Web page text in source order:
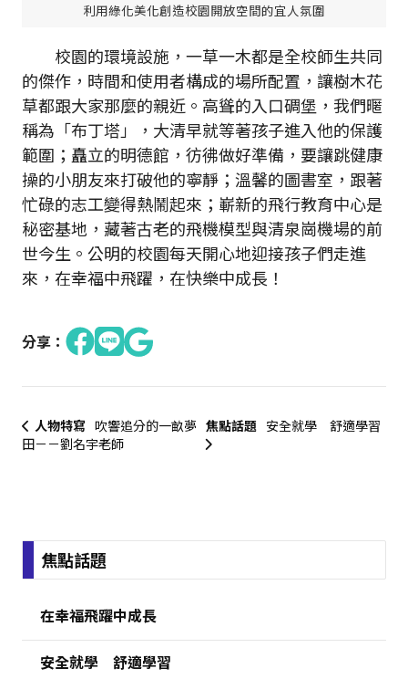
利用綠化美化創造校園開放空間的宜人氛圍
校園的環境設施，一草一木都是全校師生共同
的傑作，時間和使用者構成的場所配置，讓樹木花
草都跟大家那麼的親近。高聳的入口碉堡，我們暱
稱為「布丁塔」，大清早就等著孩子進入他的保護
範圍；矗立的明德館，彷彿做好準備，要讓跳健康
操的小朋友來打破他的寧靜；溫馨的圖書室，跟著
忙碌的志工變得熱鬧起來；嶄新的飛行教育中心是
秘密基地，藏著古老的飛機模型與清泉崗機場的前
世今生。公明的校園每天開心地迎接孩子們走進
來，在幸福中飛躍，在快樂中成長！
分享：
人物特寫 吹響追分的一畝夢
田－－劉名宇老師
焦點話題 安全就學 舒適學習
:::
焦點話題
在幸福飛躍中成長
安全就學 舒適學習